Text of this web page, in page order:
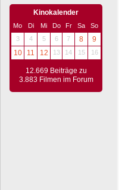
Kinokalender
Mo Di Mi Do Fr Sa
So
3
4 5 6 7 8
9
10
11 12 13 14 15 16
12.669 Beiträge zu
3.883 Filmen im Forum